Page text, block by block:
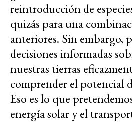
reintroducción de
quizás para una
anteriores. Sin embargo,
decisiones informadas
nuestras tierras
comprender el potencial
Eso es lo que
energía solar y el